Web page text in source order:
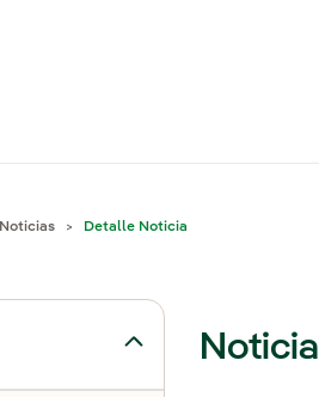
Noticias Detalle Noticia
para Noticias Noticia